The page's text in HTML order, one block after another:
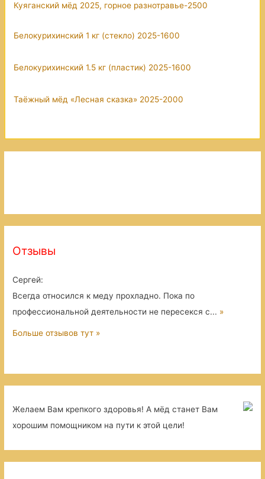
Куяганский мёд 2025, горное разнотравье-2500
Белокурихинский 1 кг (стекло) 2025-1600
Белокурихинский 1.5 кг (пластик) 2025-1600
Таёжный мёд «Лесная сказка» 2025-2000
Отзывы
Сергей:
Всегда относился к меду прохладно. Пока по
профессиональной деятельности не пересекся с... »
Больше отзывов тут »
Желаем Вам крепкого здоровья! А мёд станет Вам
хорошим помощником на пути к этой цели!